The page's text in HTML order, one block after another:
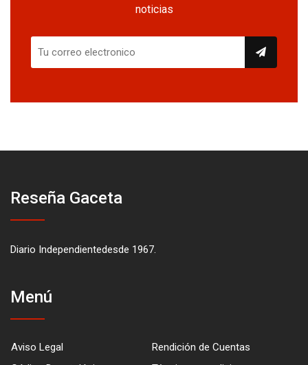
noticias
Reseña Gaceta
Diario Independientedesde 1967.
Menú
Aviso Legal
Rendición de Cuentas